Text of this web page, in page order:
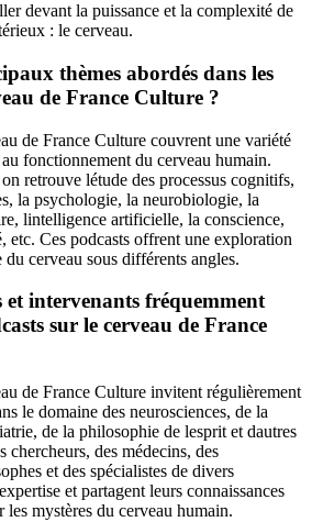
devant la puissance et la complexité de
: le cerveau.
thèmes abordés dans les
de France Culture ?
de France Culture couvrent une variété
fonctionnement du cerveau humain.
retrouve létude des processus cognitifs,
la psychologie, la neurobiologie, la
lintelligence artificielle, la conscience,
etc. Ces podcasts offrent une exploration
cerveau sous différents angles.
et intervenants fréquemment
sur le cerveau de France
de France Culture invitent régulièrement
le domaine des neurosciences, de la
de la philosophie de lesprit et dautres
chercheurs, des médecins, des
et des spécialistes de divers
et partagent leurs connaissances
mystères du cerveau humain.